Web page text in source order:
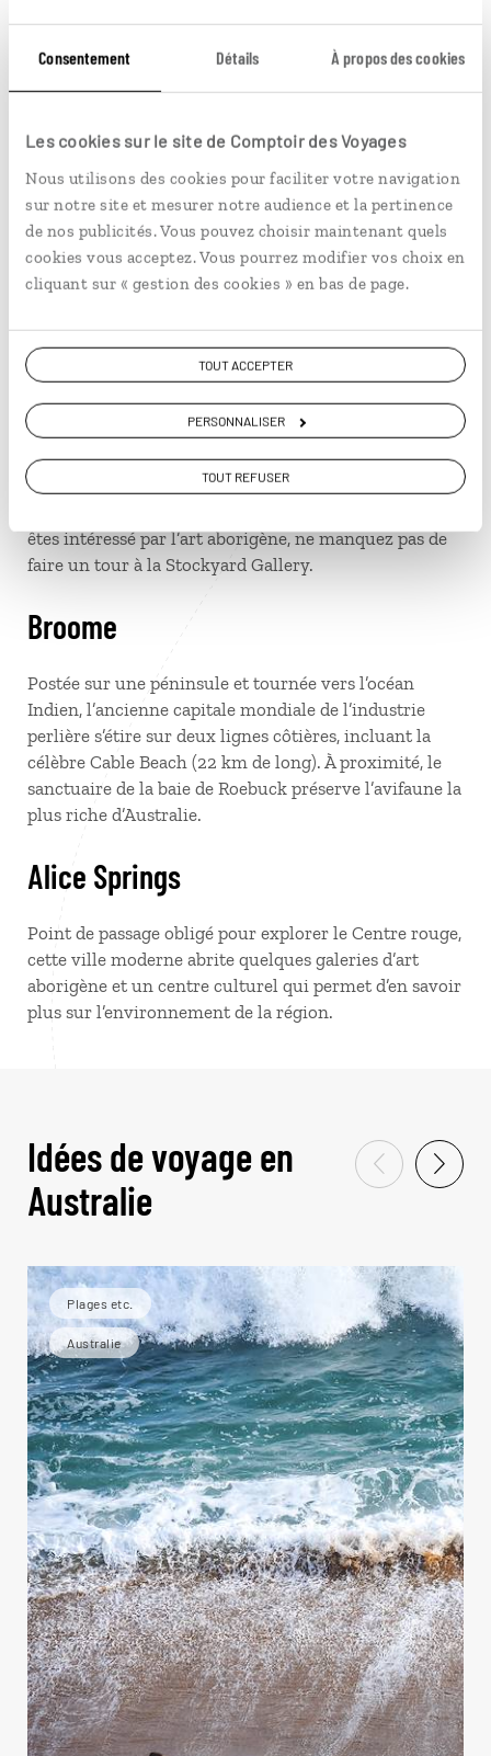
Consentement Détails À propos des cookies
Les cookies sur le site de Comptoir des Voyages
Nous utilisons des cookies pour faciliter votre navigation
sur notre site et mesurer notre audience et la pertinence
de nos publicités. Vous pouvez choisir maintenant quels
cookies vous acceptez. Vous pourrez modifier vos choix en
cliquant sur « gestion des cookies » en bas de page.
TOUT ACCEPTER
PERSONNALISER
TOUT REFUSER
cours d’une visite guidée.
Terre d’Arnhem
À l’est de Darwin, cette région sauvage, empreinte
d’une grande spiritualité, offre des paysages de toute
beauté, entre littoral accidenté, îles reculées, savanes
boisées et forêts luxuriantes. En compagnie d’un
guide traditionnel, vous pourrez découvrir les plantes
Mataranka
Au sud de Katherine, cette petite ville est réputée pour
sa piscine thermale à fond sablonneux. Niché dans
une forêt de palmiers, ce bassin naturel possède une
êtes intéressé par l’art aborigène, ne manquez pas de
faire un tour à la Stockyard Gallery.
Broome
Postée sur une péninsule et tournée vers l’océan
Indien, l’ancienne capitale mondiale de l’industrie
perlière s’étire sur deux lignes côtières, incluant la
célèbre Cable Beach (22 km de long). À proximité, le
sanctuaire de la baie de Roebuck préserve l’avifaune la
plus riche d’Australie.
Alice Springs
Point de passage obligé pour explorer le Centre rouge,
cette ville moderne abrite quelques galeries d’art
aborigène et un centre culturel qui permet d’en savoir
plus sur l’environnement de la région.
Idées de voyage en
Australie
Plages etc.
Australie